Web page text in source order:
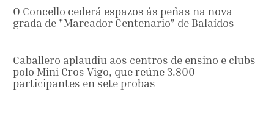
O Concello cederá espazos ás peñas na nova
grada de "Marcador Centenario” de Balaídos
Caballero aplaudiu aos centros de ensino e clubs
polo Mini Cros Vigo, que reúne 3.800
participantes en sete probas